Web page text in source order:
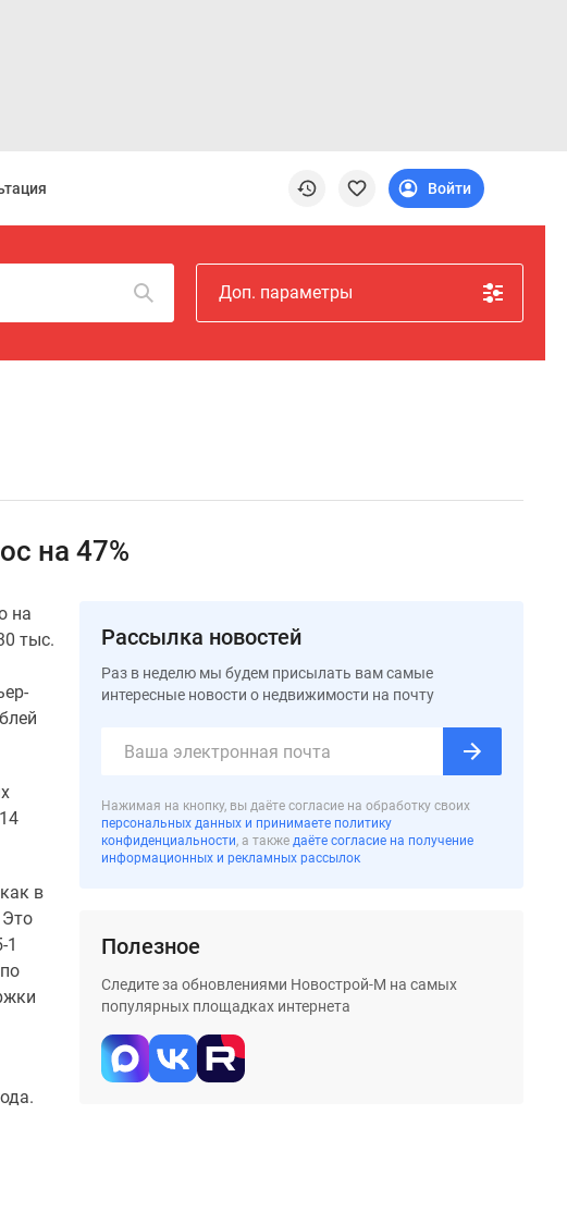
Войти
Доп. параметры
на 47%
на
тыс.
в
1
Рассылка новостей
Раз в неделю мы будем присылать вам самые
интересные новости о недвижимости на почту
Нажимая на кнопку, вы даёте согласие на обработку своих
персональных данных и принимаете политику
конфиденциальности, а также даёте согласие на получение
информационных и рекламных рассылок
Полезное
Следите за обновлениями Новострой-М на самых
популярных площадках интернета